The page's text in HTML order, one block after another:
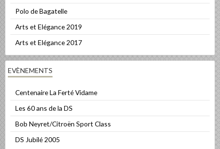
Polo de Bagatelle
Arts et Elégance 2019
Arts et Elégance 2017
EVÈNEMENTS
Centenaire La Ferté Vidame
Les 60 ans de la DS
Bob Neyret/Citroën Sport Class
DS Jubilé 2005